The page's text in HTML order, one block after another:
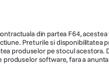
din partea F64,
Preturile si
pe stocul acestora.
software, fara a